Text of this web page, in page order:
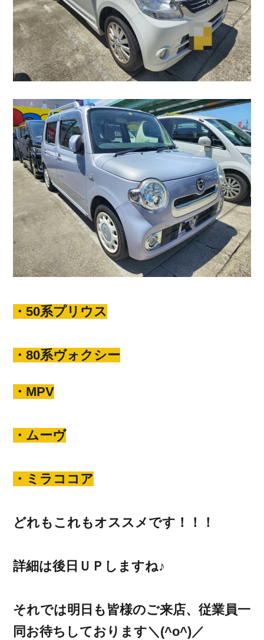
・50系プリウス
・80系ヴォクシー
・MPV
・ムーヴ
・ミラココア
どれもこれもオススメです！！！
詳細は後日ＵＰしますね♪
それでは明日も皆様のご来店、従業員一
同お待ちしております＼(^o^)／